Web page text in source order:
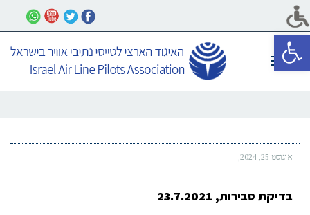
פתח סרגל נגישות
תפריט
אוגוסט 25, 2024
בדיקת סבירות, 23.7.2021